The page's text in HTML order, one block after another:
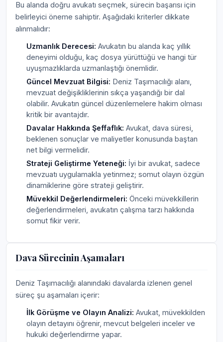
Bu alanda doğru avukatı seçmek, sürecin başarısı için
belirleyici öneme sahiptir. Aşağıdaki kriterler dikkate
alınmalıdır:
Uzmanlık Derecesi: Avukatın bu alanda kaç yıllık
deneyimi olduğu, kaç dosya yürüttüğü ve hangi tür
uyuşmazlıklarda uzmanlaştığı önemlidir.
Güncel Mevzuat Bilgisi: Deniz Taşımacılığı alanı,
mevzuat değişikliklerinin sıkça yaşandığı bir dal
olabilir. Avukatın güncel düzenlemelere hakim olması
kritik bir avantajdır.
Davalar Hakkında Şeffaflık: Avukat, dava süresi,
beklenen sonuçlar ve maliyetler konusunda baştan
net bilgi vermelidir.
Strateji Geliştirme Yeteneği: İyi bir avukat, sadece
mevzuatı uygulamakla yetinmez; somut olayın özgün
dinamiklerine göre strateji geliştirir.
Müvekkil Değerlendirmeleri: Önceki müvekkillerin
değerlendirmeleri, avukatın çalışma tarzı hakkında
somut fikir verir.
Dava Sürecinin Aşamaları
Deniz Taşımacılığı alanındaki davalarda izlenen genel
süreç şu aşamaları içerir:
İlk Görüşme ve Olayın Analizi: Avukat, müvekkilden
olayın detayını öğrenir, mevcut belgeleri inceler ve
hukuki değerlendirme yapar.